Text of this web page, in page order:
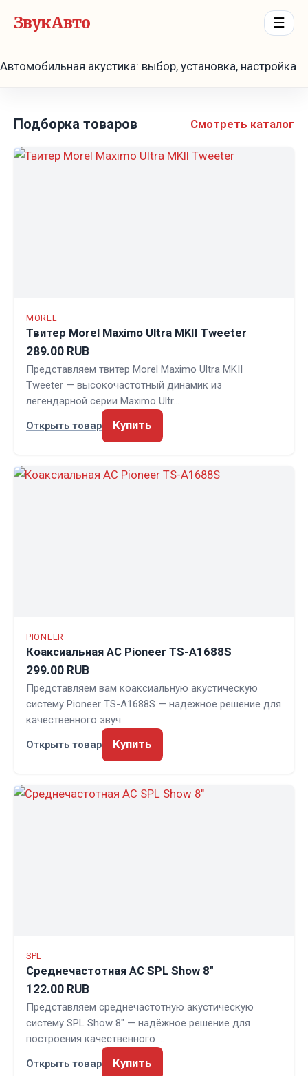
ЗвукАвто ☰
Автомобильная акустика: выбор, установка, настройка
Подборка товаров Смотреть каталог
MOREL
Твитер Morel Maximo Ultra MKII Tweeter
289.00 RUB
Представляем твитер Morel Maximo Ultra MKII
Tweeter — высокочастотный динамик из
легендарной серии Maximo Ultr…
Открыть товар
Купить
PIONEER
Коаксиальная АС Pioneer TS-A1688S
299.00 RUB
Представляем вам коаксиальную акустическую
систему Pioneer TS-A1688S — надежное решение для
качественного звуч…
Открыть товар
Купить
SPL
Среднечастотная АС SPL Show 8"
122.00 RUB
Представляем среднечастотную акустическую
систему SPL Show 8" — надёжное решение для
построения качественного …
Открыть товар
Купить